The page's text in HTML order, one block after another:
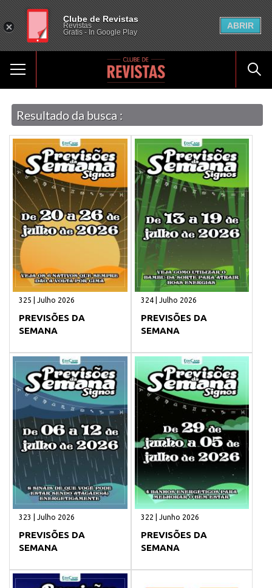
Resultado da busca :
325 | Julho 2026
PREVISÕES DA
SEMANA
324 | Julho 2026
PREVISÕES DA
SEMANA
323 | Julho 2026
PREVISÕES DA
SEMANA
322 | Junho 2026
PREVISÕES DA
SEMANA
Clube de Revistas
Revistas
Gratis - In Google Play
ABRIR